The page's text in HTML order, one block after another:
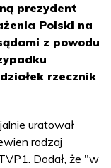
prezydent
Polski na
z powodu
rzecznik
uratował
rodzaj
Dodał, że "w